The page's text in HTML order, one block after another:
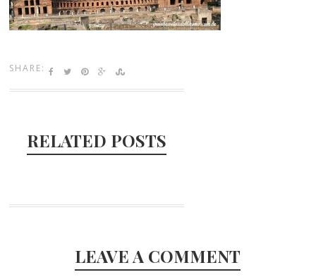
SHARE:
RELATED POSTS
LEAVE A COMMENT